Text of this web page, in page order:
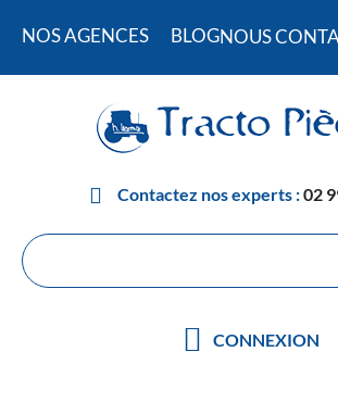
NOS AGENCES BLOGNOUS
Contactez nos experts :02
CONNEXION